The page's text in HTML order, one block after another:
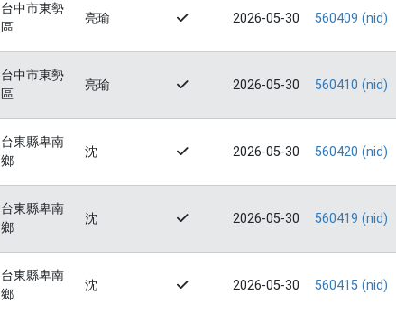
台中市東勢
區
亮瑜 2026-05-30 560409 (nid)
台中市東勢
區
亮瑜 2026-05-30 560410 (nid)
台東縣卑南
鄉
沈 2026-05-30 560420 (nid)
台東縣卑南
鄉
沈 2026-05-30 560419 (nid)
台東縣卑南
鄉
沈 2026-05-30 560415 (nid)